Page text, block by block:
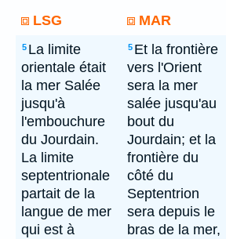
LSG MAR
5 La limite
orientale était
la mer Salée
jusqu'à
l'embouchure
du Jourdain.
La limite
septentrionale
partait de la
langue de mer
qui est à
5 Et la frontière
vers l'Orient
sera la mer
salée jusqu'au
bout du
Jourdain; et la
frontière du
côté du
Septentrion
sera depuis le
bras de la mer,